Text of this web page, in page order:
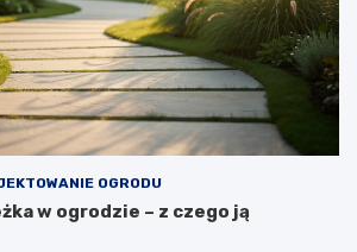
OGRODU
w ogrodzie – z czego ją